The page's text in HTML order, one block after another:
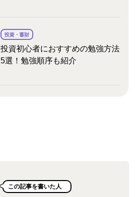
投資・蓄財
投資初心者におすすめの勉強方法
5選！勉強順序も紹介
この記事を書いた人